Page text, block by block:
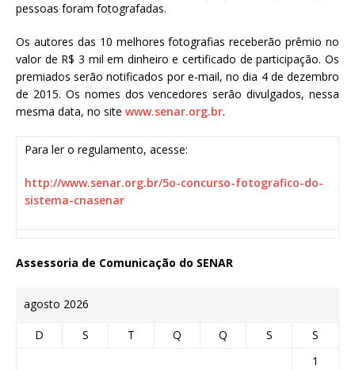
pessoas foram fotografadas.
Os autores das 10 melhores fotografias receberão prêmio no
valor de R$ 3 mil em dinheiro e certificado de participação. Os
premiados serão notificados por e-mail, no dia 4 de dezembro
de 2015. Os nomes dos vencedores serão divulgados, nessa
mesma data, no site www.senar.org.br.
Para ler o regulamento, acesse:
http://www.senar.org.br/5o-concurso-fotografico-do-
sistema-cnasenar
Assessoria de Comunicação do SENAR
agosto 2026
D S T Q Q S
S
1